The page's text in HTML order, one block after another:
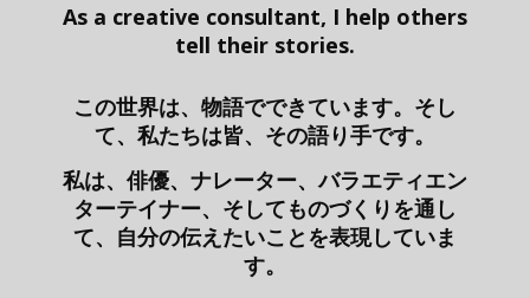
As a creative consultant, I help others
tell their stories.
この世界は、物語でできています。そし
て、私たちは皆、その語り手です。
私は、俳優、ナレーター、バラエティエン
ターテイナー、そしてものづくりを通し
て、自分の伝えたいことを表現していま
す。